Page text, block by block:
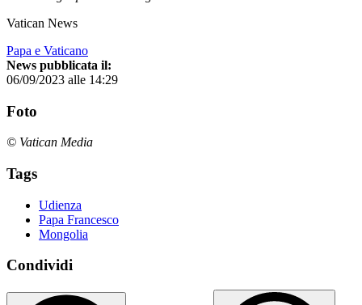
Vatican News
Papa e Vaticano
News pubblicata il:
06/09/2023 alle 14:29
Foto
© Vatican Media
Tags
Udienza
Papa Francesco
Mongolia
Condividi